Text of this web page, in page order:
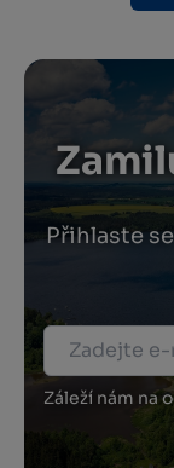
Přihlaste
Záleží nám na